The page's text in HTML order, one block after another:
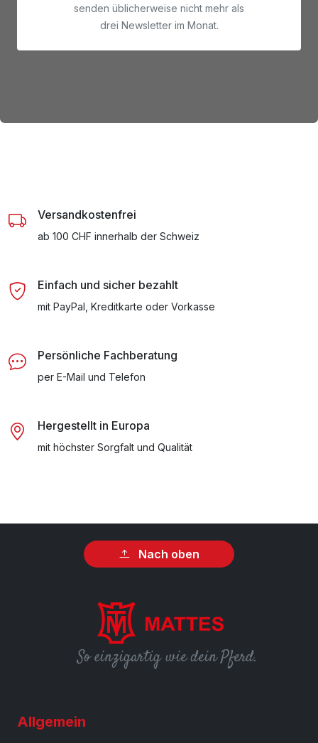
senden üblicherweise nicht mehr als
drei Newsletter im Monat.
Versandkostenfrei
ab 100 CHF innerhalb der Schweiz
Einfach und sicher bezahlt
mit PayPal, Kreditkarte oder Vorkasse
Persönliche Fachberatung
per E-Mail und Telefon
Hergestellt in Europa
mit höchster Sorgfalt und Qualität
Nach oben
So einzigartig wie dein Pferd.
Allgemein